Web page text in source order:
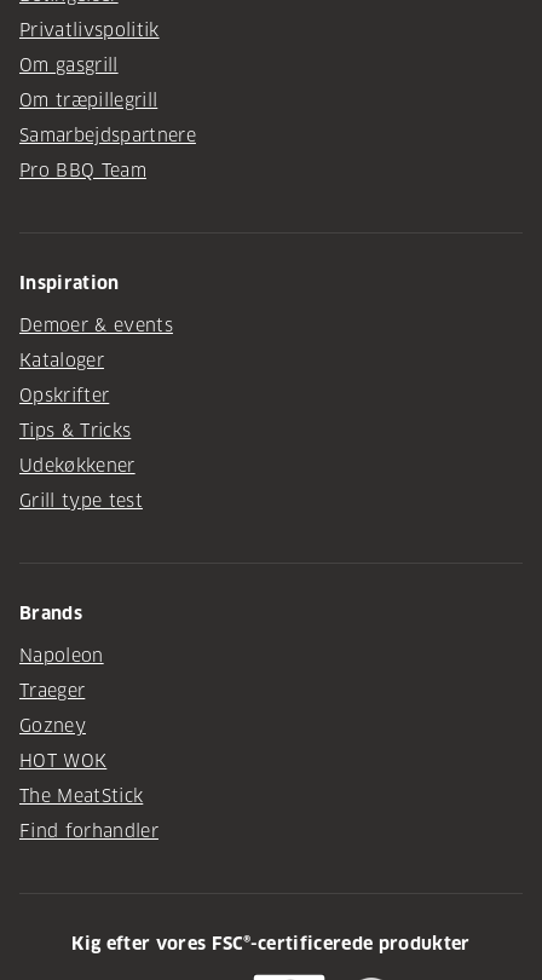
Privatlivspolitik
Om gasgrill
Om træpillegrill
Samarbejdspartnere
Pro BBQ Team
Inspiration
Demoer & events
Kataloger
Opskrifter
Tips & Tricks
Udekøkkener
Grill type test
Brands
Napoleon
Traeger
Gozney
HOT WOK
The MeatStick
Find forhandler
Kig efter vores FSC®-certificerede produkter